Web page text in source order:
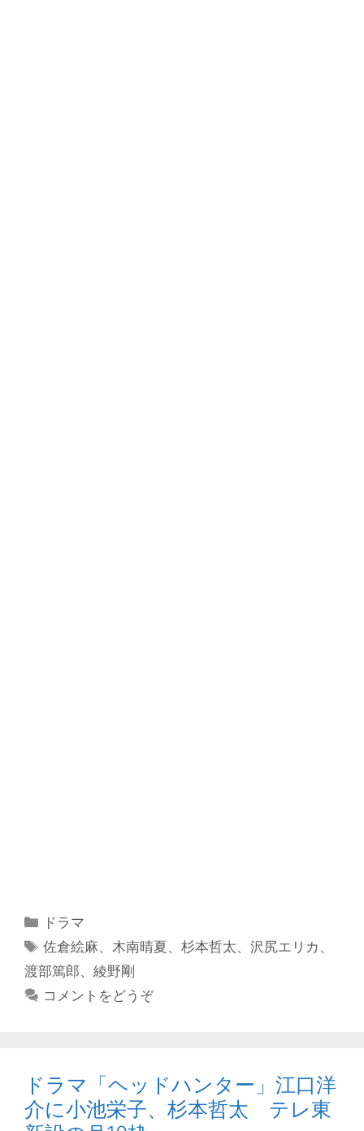
カ
テ
ゴ
リ
ー
ドラマ
タ
グ
佐倉絵麻、 木南晴夏、杉本哲太、沢尻エリカ 、
渡部篤郎、 綾野剛
コメントをどうぞ
ドラマ「ヘッドハンター」江口洋
介に小池栄子、杉本哲太 テレ東